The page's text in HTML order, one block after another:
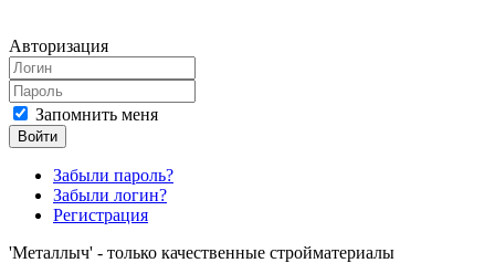
Авторизация
Запомнить меня
Войти
Забыли пароль?
Забыли логин?
Регистрация
'Металлыч' - только качественные стройматериалы